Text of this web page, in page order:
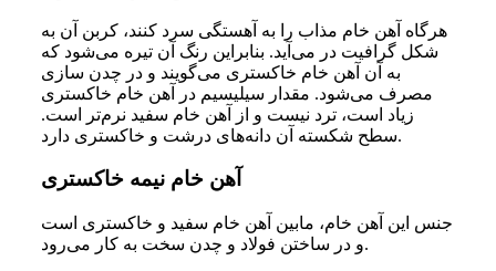
هرگاه آهن خام مذاب را به آهستگی سرد کنند، کربن آن به
شکل گرافیت در می‌آید. بنابراین رنگ آن تیره می‌شود که
به آن آهن خام خاکستری می‌گویند و در چدن سازی
مصرف می‌شود. مقدار سیلیسیم در آهن خام خاکستری
زیاد است، ترد نیست و از آهن خام سفید نرم‌تر است.
سطح شکسته آن دانه‌های درشت و خاکستری دارد.
آهن خام نیمه خاکستری
جنس این آهن خام، مابین آهن خام سفید و خاکستری است
و در ساختن فولاد و چدن سخت به کار می‌رود.